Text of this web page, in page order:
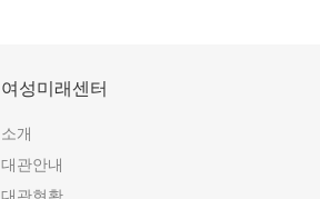
여성미래센터
소개
대관안내